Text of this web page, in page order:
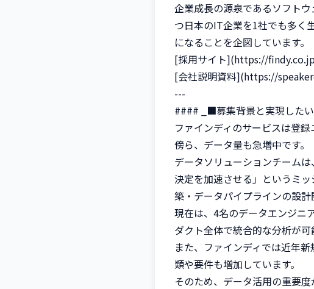
企業成長の源泉であるソフト
つ日本のIT企業を1社でも多く
になることを企図しています。
[採用サイト](https://
[会社説明資料](https://
---
#### _■募集背景と実現したい
ファインディのサービスは登
傍ら、データ量も急増中です。
データソリューションチーム
決定を加速させる」というミ
築・データパイプラインの設
現在は、4名のデータエンジニ
ダクト全体で統合的な分析が可
また、ファインディでは近年
類や要件も増加しています。
そのため、データ活用の重要